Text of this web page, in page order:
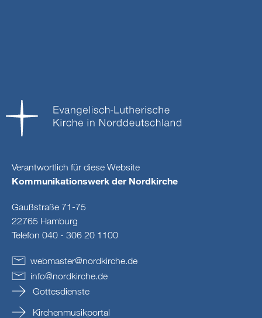
Verantwortlich für diese Website
Kommunikationswerk der Nordkirche
Gaußstraße 71-75
22765 Hamburg
Telefon 040 - 306 20 1100
webmaster@nordkirche.de
info@nordkirche.de
Gottesdienste
Kirchenmusikportal